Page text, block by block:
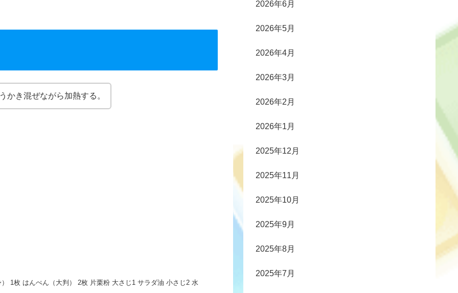
かき混ぜながら加熱する。
1枚 はんぺん（大判） 2枚 片栗粉 大さじ1 サラダ油 小さじ2 水
2026年6月
2026年5月
2026年4月
2026年3月
2026年2月
2026年1月
2025年12月
2025年11月
2025年10月
2025年9月
2025年8月
2025年7月